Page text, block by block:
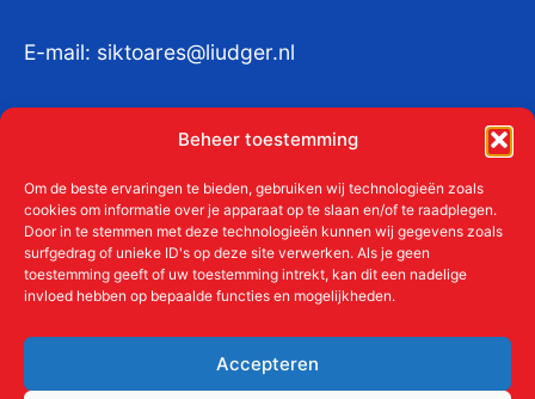
Beheer toestemming
Om de beste ervaringen te bieden, gebruiken wij technologieën zoals
cookies om informatie over je apparaat op te slaan en/of te raadplegen.
Door in te stemmen met deze technologieën kunnen wij gegevens zoals
surfgedrag of unieke ID's op deze site verwerken. Als je geen
toestemming geeft of uw toestemming intrekt, kan dit een nadelige
invloed hebben op bepaalde functies en mogelijkheden.
Accepteren
E-mail: siktoares@liudger.nl
KvKnr:41011712
Meer over de Liudgerstichten
Aanmelden als donateur
ANBI